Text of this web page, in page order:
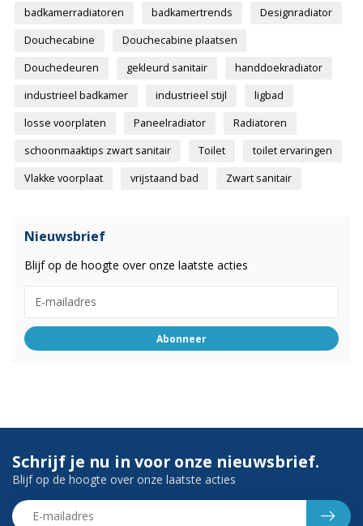
badkamerradiatoren
badkamertrends
Designradiator
Douchecabine
Douchecabine plaatsen
Douchedeuren
gekleurd sanitair
handdoekradiator
industrieel badkamer
industrieel stijl
ligbad
losse voorplaten
Paneelradiator
Radiatoren
schoonmaaktips zwart sanitair
Toilet
toilet ervaringen
Vlakke voorplaat
vrijstaand bad Zwart sanitair
Nieuwsbrief
Blijf op de hoogte over onze laatste acties
Abonneer
Schrijf je nu in voor onze nieuwsbrief.
Blijf op de hoogte over onze laatste acties